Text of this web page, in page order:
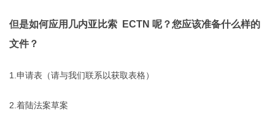
但是如何应用几内亚 比索
ECTN 呢？您应该准备什么样的
文件？
1.申请表（请与我们联系以获取表格）
2.着陆法案草案